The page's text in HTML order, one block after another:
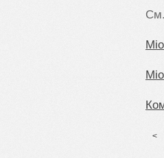
<